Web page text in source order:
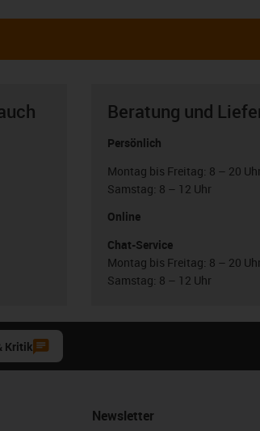
Beratung und
Persönlich
Montag bis Freitag: 8 – 20 Uhr
Samstag: 8 – 12 Uhr
Online
Chat-Service
Montag bis Freitag: 8 – 20 Uhr
Samstag: 8 – 12 Uhr
Kritik
Newsletter